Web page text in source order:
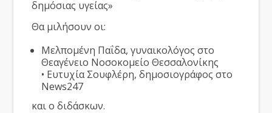
δημόσιας υγείας»
Θα μιλήσουν οι:
Μελπομένη Παΐδα, γυναικολόγος στο
Θεαγένειο Νοσοκομείο Θεσσαλονίκης
• Ευτυχία Σουφλέρη, δημοσιογράφος στο
News247
και ο διδάσκων.